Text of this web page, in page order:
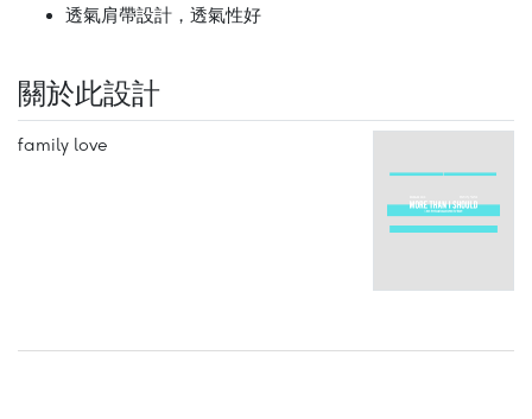
透氣肩帶設計，透氣性好
關於此設計
family love